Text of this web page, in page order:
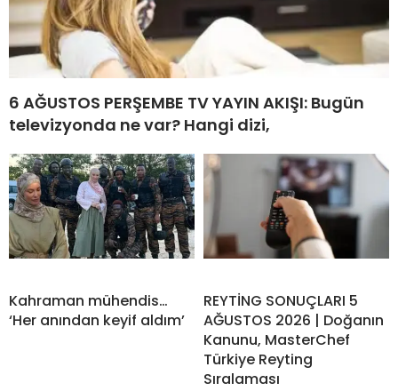
6 AĞUSTOS PERŞEMBE TV YAYIN AKIŞI: Bugün
televizyonda ne var? Hangi dizi,
Kahraman mühendis…
‘Her anından keyif aldım’
REYTİNG SONUÇLARI 5
AĞUSTOS 2026 | Doğanın
Kanunu, MasterChef
Türkiye Reyting
Sıralaması